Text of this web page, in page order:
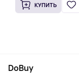
КУПИТЬ
DoBuy